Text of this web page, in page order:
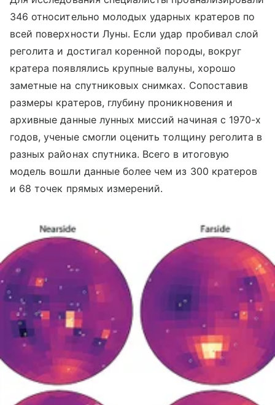
346 относительно молодых ударных кратеров по
всей поверхности Луны. Если удар пробивал слой
реголита и достигал коренной породы, вокруг
кратера появлялись крупные валуны, хорошо
заметные на спутниковых снимках. Сопоставив
размеры кратеров, глубину проникновения и
архивные данные лунных миссий начиная с 1970-х
годов, ученые смогли оценить толщину реголита в
разных районах спутника. Всего в итоговую
модель вошли данные более чем из 300 кратеров
и 68 точек прямых измерений.